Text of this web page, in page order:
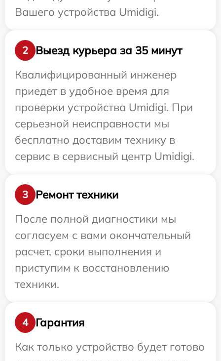
Вашего устройства Umidigi.
2
Выезд курьера за 35 минут
Квалифицированный инженер
приедет в удобное время для
проверки устройства Umidigi. При
серьезной неисправности мы
бесплатно доставим технику в
сервис в сервисный центр Umidigi.
3
Ремонт техники
После полной диагностики мы
согласуем с вами окончательный
расчет, сроки выполнения и
приступим к восстановлению
техники.
4
Гарантия
Как только устройство будет готово